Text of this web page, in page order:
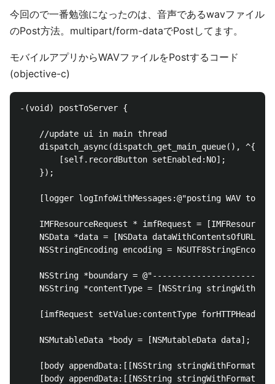
今回ので一番勉強になったのは、音声であるwavファイル
のPost方法。multipart/form-dataでPostしてます。
モバイルアプリからWAVファイルをPostするコード
(objective-c)
-(void) postToServer {
    //update ui in main thread
    dispatch_async(dispatch_get_main_queue(), ^{
        [self.recordButton setEnabled:NO];
    });
[logger logInfoWithMessages:@"posting WAV to
IMFResourceRequest * imfRequest =
NSData *data = [NSData
NSStringEncoding encoding =
NSString *boundary =
NSString *contentType = [NSString
[imfRequest setValue:contentType
    NSMutableData *body = [NSMutableData data];
[body appendData:[[NSString
[body appendData:[[NSString